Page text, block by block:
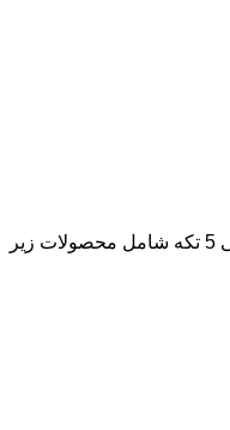
ست مدیریتی 5 تکه سفید تبلیغاتی با چراغ خواب با طراحی منحصربه‌فرد و بسته بندی ویژه در کنار کیفیت و زیبایی، هدیه‌ای شیک و مناسب جهت تقدیم به افراد است. این ست تبلیغاتی 5 تکه شامل محصولات زیر